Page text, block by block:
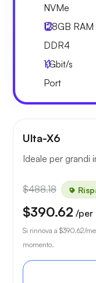
NVMe
128GB RAM
DDR4
1Gbit/s
Port
Ulta-X6
Ideale per grandi
$488.18
$390.62 /per
Si rinnova a $390.62/
momento.